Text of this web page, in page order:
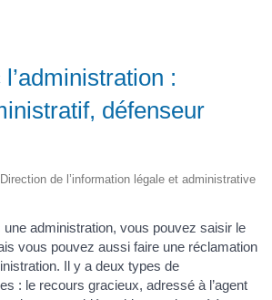
:
défenseur
de l’information légale et administrative
administration, vous pouvez saisir le
vous pouvez aussi faire une réclamation
Il y a deux types de
: le recours gracieux, adressé à l’agent